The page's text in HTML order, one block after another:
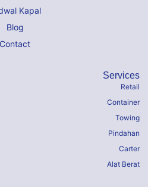
Kapal
Blog
Contact
Services
Retail
Container
Towing
Pindahan
Carter
Alat Berat